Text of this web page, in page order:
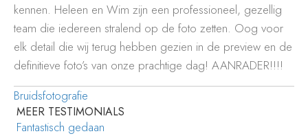
kennen. Heleen en Wim zijn een professioneel, gezellig
team die iedereen stralend op de foto zetten. Oog voor
elk detail die wij terug hebben gezien in de preview en de
definitieve foto’s van onze prachtige dag! AANRADER!!!!
Bruidsfotografie
MEER TESTIMONIALS
Fantastisch gedaan